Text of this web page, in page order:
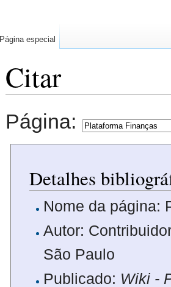
Citar
Página:
Detalhes
Nome da página:
Autor:
São Paulo
Publicado: Wiki -
Página especial